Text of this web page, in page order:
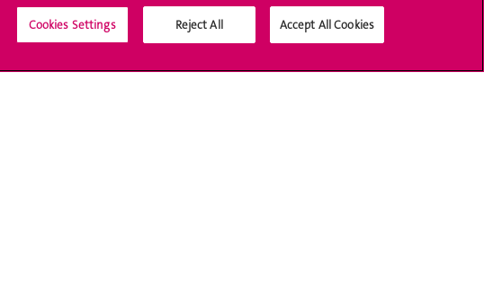
Cookies Settings Reject All Accept All Cookies